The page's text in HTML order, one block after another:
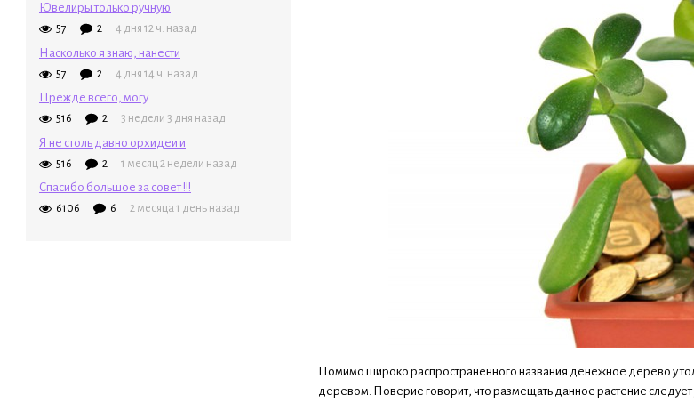
Ювелиры только ручную
57 2 4 дня 12 ч. назад
Насколько я знаю, нанести
57 2 4 дня 14 ч. назад
Прежде всего, могу
516 2 3 недели 3 дня назад
Я не столь давно орхидеи и
516 2 1 месяц 2 недели назад
Спасибо большое за совет !!!
6106 6 2 месяца 1 день назад
Помимо широко распространенного названия денежное дерево у
деревом. Поверие говорит, что размещать данное растение